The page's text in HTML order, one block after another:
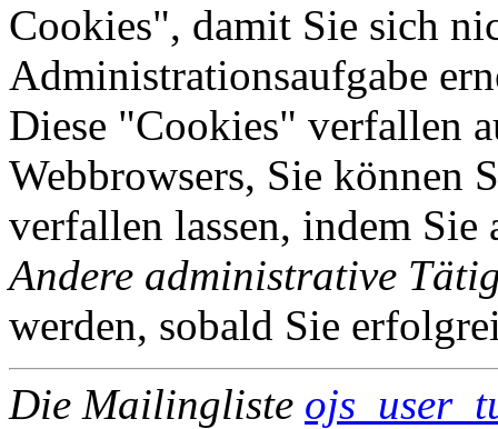
Cookies", damit Sie sich
Administrationsaufgabe
Diese "Cookies" verfallen
Webbrowsers, Sie können
verfallen lassen, indem
Andere administrative
werden, sobald Sie
Die Mailingliste